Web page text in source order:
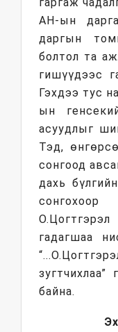
АН-ын
даргын
болтол та
гишүүдээс
Гэхдээ тус
ын
асуудлыг
Тэд,
сонгоод
дахь
гадагшаа
байна.